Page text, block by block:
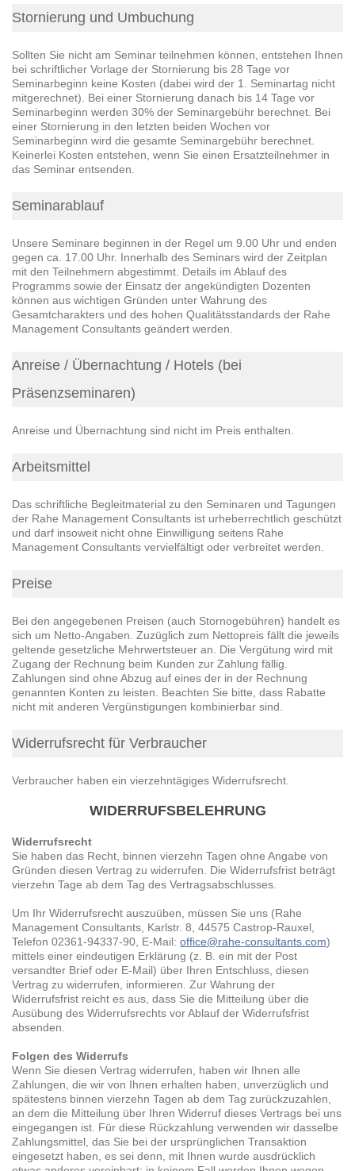
Stornierung und Umbuchung
Sollten Sie nicht am Seminar teilnehmen können, entstehen Ihnen
bei schriftlicher Vorlage der Stornierung bis 28 Tage vor
Seminarbeginn keine Kosten (dabei wird der 1. Seminartag nicht
mitgerechnet). Bei einer Stornierung danach bis 14 Tage vor
Seminarbeginn werden 30% der Seminargebühr berechnet. Bei
einer Stornierung in den letzten beiden Wochen vor
Seminarbeginn wird die gesamte Seminargebühr berechnet.
Keinerlei Kosten entstehen, wenn Sie einen Ersatzteilnehmer in
das Seminar entsenden.
Seminarablauf
Unsere Seminare beginnen in der Regel um 9.00 Uhr und enden
gegen ca. 17.00 Uhr. Innerhalb des Seminars wird der Zeitplan
mit den Teilnehmern abgestimmt. Details im Ablauf des
Programms sowie der Einsatz der angekündigten Dozenten
können aus wichtigen Gründen unter Wahrung des
Gesamtcharakters und des hohen Qualitätsstandards der Rahe
Management Consultants geändert werden.
Anreise / Übernachtung / Hotels (bei
Präsenzseminaren)
Anreise und Übernachtung sind nicht im Preis enthalten.
Arbeitsmittel
Das schriftliche Begleitmaterial zu den Seminaren und Tagungen
der Rahe Management Consultants ist urheberrechtlich geschützt
und darf insoweit nicht ohne Einwilligung seitens Rahe
Management Consultants vervielfältigt oder verbreitet werden.
Preise
Bei den angegebenen Preisen (auch Stornogebühren) handelt es
sich um Netto-Angaben. Zuzüglich zum Nettopreis fällt die jeweils
geltende gesetzliche Mehrwertsteuer an. Die Vergütung wird mit
Zugang der Rechnung beim Kunden zur Zahlung fällig.
Zahlungen sind ohne Abzug auf eines der in der Rechnung
genannten Konten zu leisten. Beachten Sie bitte, dass Rabatte
nicht mit anderen Vergünstigungen kombinierbar sind.
Widerrufsrecht für Verbraucher
Verbraucher haben ein vierzehntägiges Widerrufsrecht.
WIDERRUFSBELEHRUNG
Widerrufsrecht
Sie haben das Recht, binnen vierzehn Tagen ohne Angabe von
Gründen diesen Vertrag zu widerrufen. Die Widerrufsfrist beträgt
vierzehn Tage ab dem Tag des Vertragsabschlusses.
Um Ihr Widerrufsrecht auszuüben, müssen Sie uns (Rahe
Management Consultants, Karlstr. 8, 44575 Castrop-Rauxel,
Telefon 02361-94337-90, E-Mail: office@rahe-consultants.com)
mittels einer eindeutigen Erklärung (z. B. ein mit der Post
versandter Brief oder E-Mail) über Ihren Entschluss, diesen
Vertrag zu widerrufen, informieren. Zur Wahrung der
Widerrufsfrist reicht es aus, dass Sie die Mitteilung über die
Ausübung des Widerrufsrechts vor Ablauf der Widerrufsfrist
absenden.
Folgen des Widerrufs
Wenn Sie diesen Vertrag widerrufen, haben wir Ihnen alle
Zahlungen, die wir von Ihnen erhalten haben, unverzüglich und
spätestens binnen vierzehn Tagen ab dem Tag zurückzuzahlen,
an dem die Mitteilung über Ihren Widerruf dieses Vertrags bei uns
eingegangen ist. Für diese Rückzahlung verwenden wir dasselbe
Zahlungsmittel, das Sie bei der ursprünglichen Transaktion
eingesetzt haben, es sei denn, mit Ihnen wurde ausdrücklich